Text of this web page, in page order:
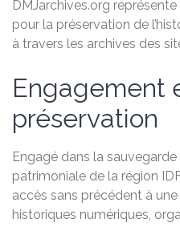
DMJarchives.org
pour la préservation de
à travers les archives des
Engagement
préservation
Engagé dans la
patrimoniale de la région
accès sans précédent à
historiques numériques,